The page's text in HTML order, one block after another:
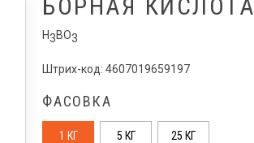
БОРНАЯ КИСЛОТА
H3BO3
Штрих-код: 4607019659197
ФАСОВКА
1 КГ 5 КГ 25 КГ